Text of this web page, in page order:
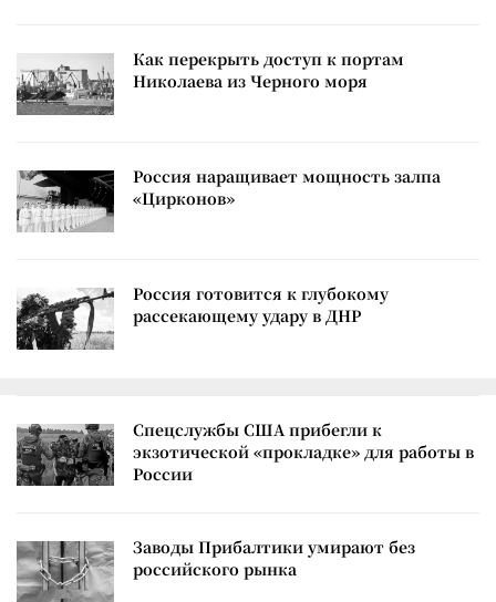
Как перекрыть доступ к портам
Николаева из Черного моря
Россия наращивает мощность залпа
«Цирконов»
Россия готовится к глубокому
рассекающему удару в ДНР
Спецслужбы США прибегли к
экзотической «прокладке» для работы в
России
Заводы Прибалтики умирают без
российского рынка